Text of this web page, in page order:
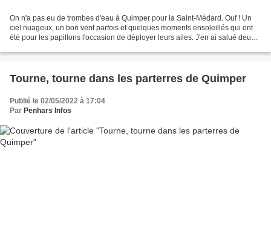
On n'a pas eu de trombes d'eau à Quimper pour la Saint-Médard. Ouf ! Un
ciel nuageux, un bon vent parfois et quelques moments ensoleillés qui ont
été pour les papillons l'occasion de déployer leurs ailes. J'en ai salué deux,
Tourne, tourne dans les parterres de Quimper
Publié le 02/05/2022 à 17:04
Par Penhars Infos